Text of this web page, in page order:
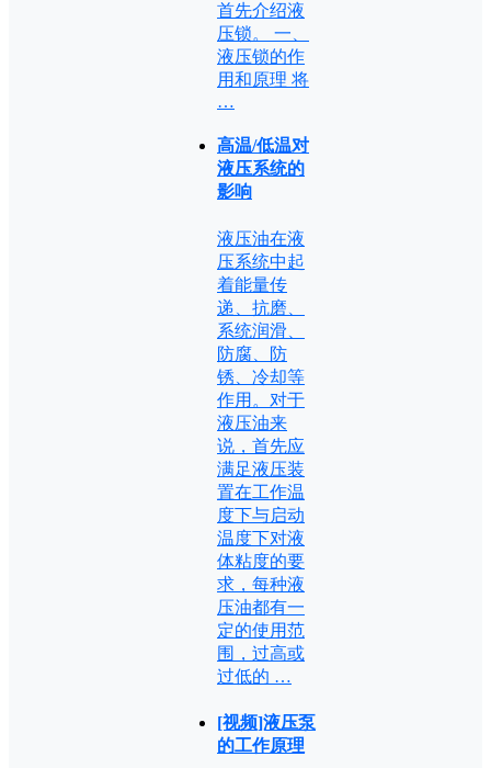
首先介绍液
压锁。 一、
液压锁的作
用和原理 将
…
高温/低温对
液压系统的
影响
液压油在液
压系统中起
着能量传
递、抗磨、
系统润滑、
防腐、防
锈、冷却等
作用。对于
液压油来
说，首先应
满足液压装
置在工作温
度下与启动
温度下对液
体粘度的要
求，每种液
压油都有一
定的使用范
围，过高或
过低的 …
[视频]液压泵
的工作原理